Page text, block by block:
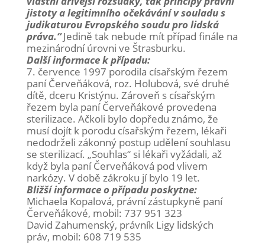
jistoty a legitimního očekávání v souladu s
judikaturou Evropského soudu pro lidská
práva.“Jedině tak nebude mít případ finále na
mezinárodní úrovni ve Štrasburku.
Další informace k případu:
7. července 1997 porodila císařským řezem
paní Červeňáková, roz. Holubová, své druhé
dítě, dceru Kristýnu. Zároveň s císařským
řezem byla paní Červeňákové provedena
sterilizace. Ačkoli bylo dopředu známo, že
musí dojít k porodu císařským řezem, lékaři
nedodrželi zákonný postup udělení souhlasu
se sterilizací. „Souhlas“ si lékaři vyžádali, až
když byla paní Červeňáková pod vlivem
narkózy. V době zákroku jí bylo 19 let.
Bližší informace o případu poskytne:
Michaela Kopalová, právní zástupkyně paní
Červeňákové, mobil: 737 951 323
David Zahumenský, právník Ligy lidských
práv, mobil: 608 719 535